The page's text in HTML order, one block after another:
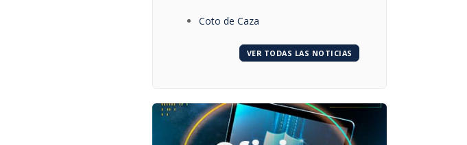
Coto de Caza
VER TODAS LAS NOTICIAS